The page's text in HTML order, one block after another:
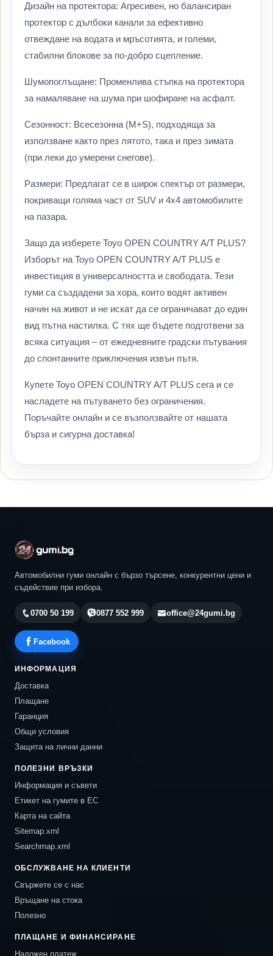
Дизайн на протектора: Агресивен, но балансиран
протектор с дълбоки канали за ефективно
отвеждане на водата и мръсотията, и големи,
стабилни блокове за по-добро сцепление.
Шумопоглъщане: Променлива стъпка на протектора
за намаляване на шума при шофиране на асфалт.
Сезонност: Всесезонна (M+S), подходяща за
използване както през лятото, така и през зимата
(при леки до умерени снегове).
Размери: Предлагат се в широк спектър от размери,
покриващи голяма част от SUV и 4х4 автомобилите
на пазара.
Защо да изберете Toyo OPEN COUNTRY A/T PLUS?
Изборът на Toyo OPEN COUNTRY A/T PLUS е
инвестиция в универсалността и свободата. Тези
гуми са създадени за хора, които водят активен
начин на живот и не искат да се ограничават до един
вид пътна настилка. С тях ще бъдете подготвени за
всяка ситуация – от ежедневните градски пътувания
до спонтанните приключения извън пътя.
Купете Toyo OPEN COUNTRY A/T PLUS сега и се
насладете на пътуването без ограничения.
Поръчайте онлайн и се възползвайте от нашата
бърза и сигурна доставка!
Автомобилни гуми онлайн с бързо търсене, конкурентни цени и
съдействие при избора.
0700 50 199 0877 552 999 office@24gumi.bg
Facebook
ИНФОРМАЦИЯ
Доставка
Плащане
Гаранция
Общи условия
Защита на лични данни
ПОЛЕЗНИ ВРЪЗКИ
Информация и съвети
Етикет на гумите в ЕС
Карта на сайта
Sitemap.xml
Searchmap.xml
ОБСЛУЖВАНЕ НА КЛИЕНТИ
Свържете се с нас
Връщане на стока
Полезно
ПЛАЩАНЕ И ФИНАНСИРАНЕ
Наложен платеж